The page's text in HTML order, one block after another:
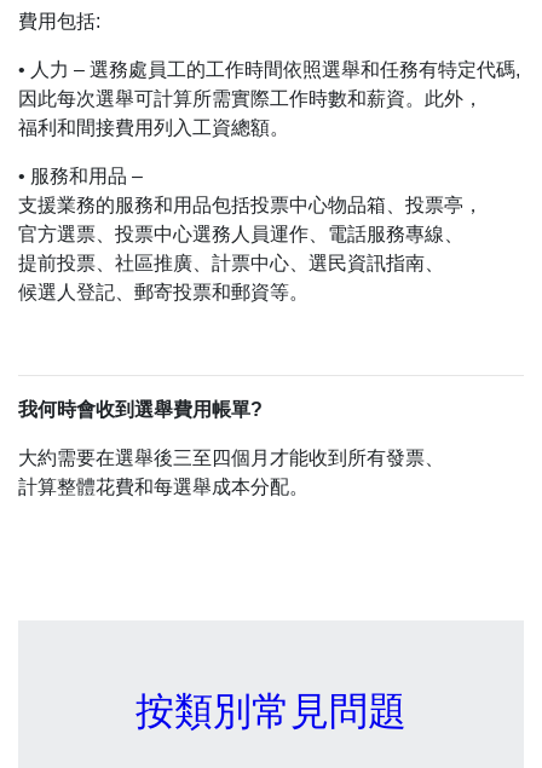
費用包括:
• 人力 – 選務處員工的工作時間依照選舉和任務有特定代碼,
因此每次選舉可計算所需實際工作時數和薪資。此外，
福利和間接費用列入工資總額。
• 服務和用品​​ –
支援業務的服務和用品包括投票中心物品箱、投票亭，
官方選票、投票中心選務人員運作、電話服務專線、
提前投票、社區推廣、計票中心、選民資訊指南、
候選人登記、郵寄投票和郵資等。
我何時會收到選舉費用帳單?
大約需要在選舉後三至四個月才能收到所有發票、
計算整體花費和每選舉成本分配。
按類別常見問題